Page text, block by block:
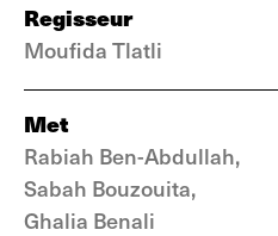
Regisseur
Moufida Tlatli
Met
Rabiah Ben-Abdullah,
Sabah Bouzouita,
Ghalia Benali